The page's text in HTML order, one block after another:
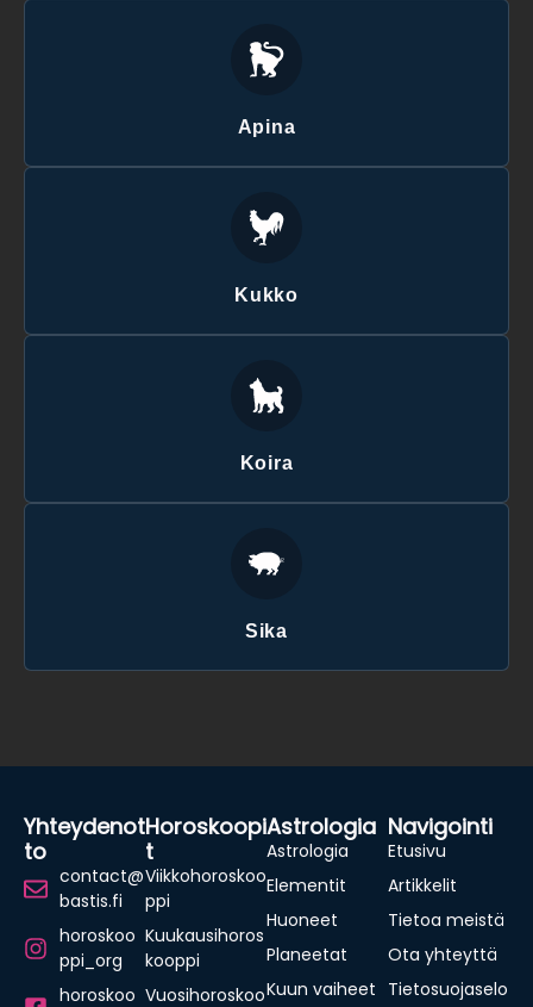
Apina
Kukko
Koira
Sika
Horoskoopi
T
Viikkohoroskoo
ppi
Kuukausihoros
kooppi
Vuosihoroskoo
Astrologia
Astrologia
Elementit
Huoneet
Planeetat
Kuun vaiheet
Navigointi
Etusivu
Artikkelit
Tietoa meistä
Ota yhteyttä
Tietosuojaselo
Yhteydenot
To
contact@
bastis.fi
horoskoo
ppi_org
horoskoo